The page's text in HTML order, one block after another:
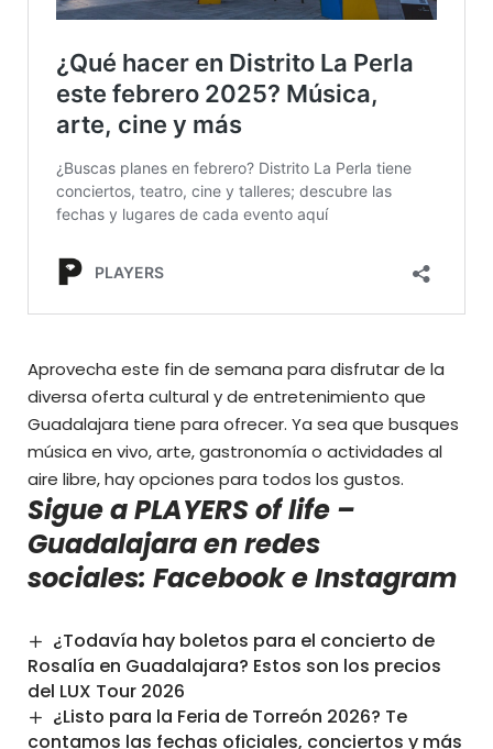
Aprovecha este fin de semana para disfrutar de la
diversa oferta cultural y de entretenimiento que
Guadalajara tiene para ofrecer. Ya sea que busques
música en vivo, arte, gastronomía o actividades al
aire libre, hay opciones para todos los gustos.
Sigue a PLAYERS of life –
Guadalajara en redes
sociales: FacebookeInstagram
¿Todavía hay boletos para el concierto de
Rosalía en Guadalajara? Estos son los precios
del LUX Tour 2026
¿Listo para la Feria de Torreón 2026? Te
contamos las fechas oficiales, conciertos y más